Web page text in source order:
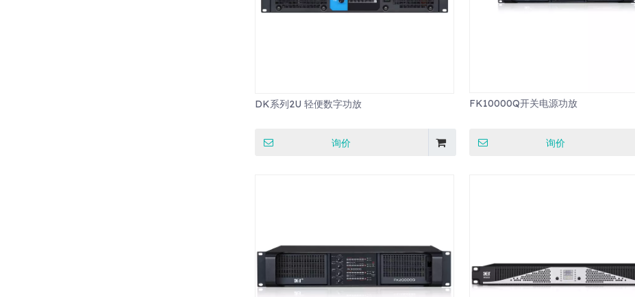
DK系列2U 轻便数字功放
询价
FK10000Q开关电源功放
询价